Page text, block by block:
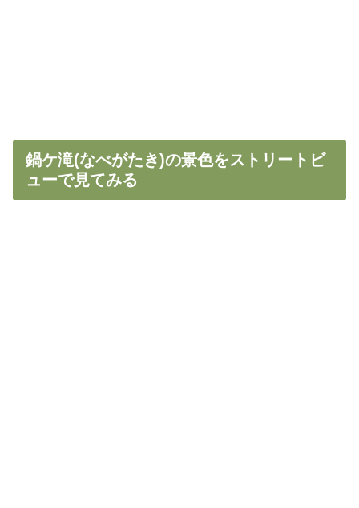
鍋ケ滝(なべがたき)の景色をストリートビ
ューで見てみる